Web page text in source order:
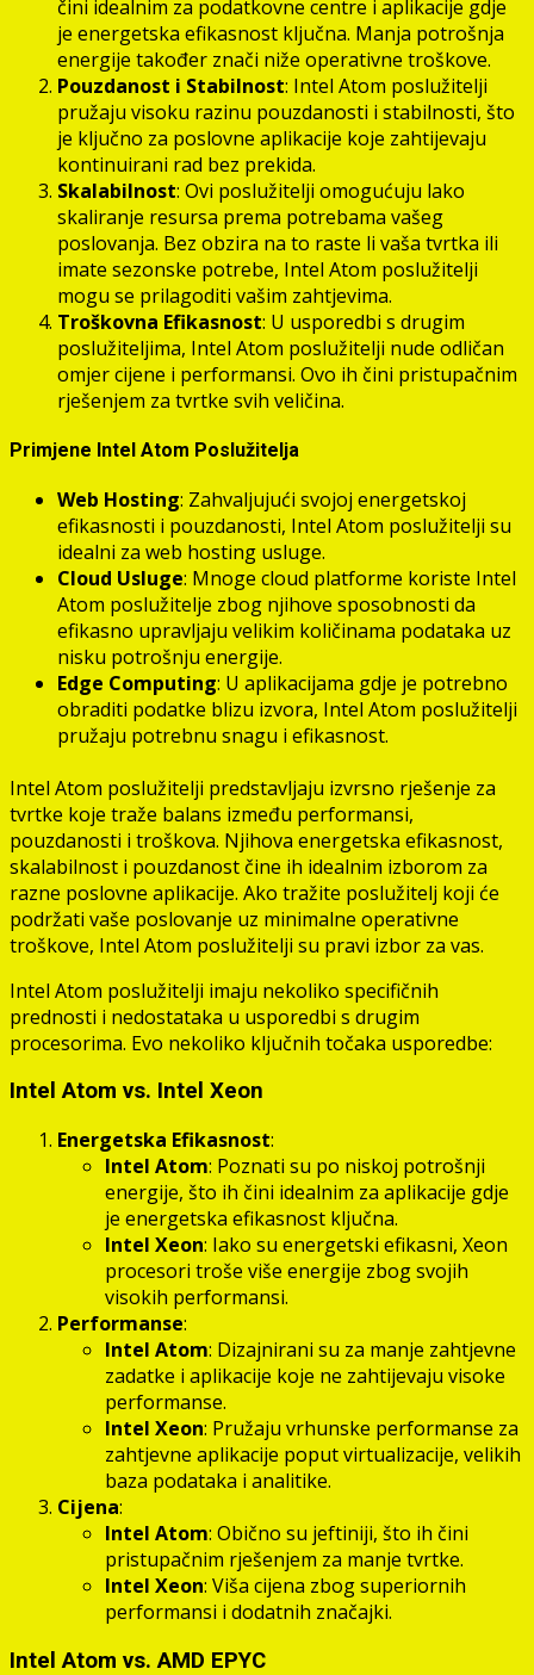
čini idealnim za podatkovne centre i aplikacije gdje
je energetska efikasnost ključna. Manja potrošnja
energije također znači niže operativne troškove.
Pouzdanost i Stabilnost: Intel Atom poslužitelji
pružaju visoku razinu pouzdanosti i stabilnosti, što
je ključno za poslovne aplikacije koje zahtijevaju
kontinuirani rad bez prekida.
Skalabilnost: Ovi poslužitelji omogućuju lako
skaliranje resursa prema potrebama vašeg
poslovanja. Bez obzira na to raste li vaša tvrtka ili
imate sezonske potrebe, Intel Atom poslužitelji
mogu se prilagoditi vašim zahtjevima.
Troškovna Efikasnost: U usporedbi s drugim
poslužiteljima, Intel Atom poslužitelji nude odličan
omjer cijene i performansi. Ovo ih čini pristupačnim
rješenjem za tvrtke svih veličina.
Primjene Intel Atom Poslužitelja
Web Hosting: Zahvaljujući svojoj energetskoj
efikasnosti i pouzdanosti, Intel Atom poslužitelji su
idealni za web hosting usluge.
Cloud Usluge: Mnoge cloud platforme koriste Intel
Atom poslužitelje zbog njihove sposobnosti da
efikasno upravljaju velikim količinama podataka uz
nisku potrošnju energije.
Edge Computing: U aplikacijama gdje je potrebno
obraditi podatke blizu izvora, Intel Atom poslužitelji
pružaju potrebnu snagu i efikasnost.
Intel Atom poslužitelji predstavljaju izvrsno rješenje za
tvrtke koje traže balans između performansi,
pouzdanosti i troškova. Njihova energetska efikasnost,
skalabilnost i pouzdanost čine ih idealnim izborom za
razne poslovne aplikacije. Ako tražite poslužitelj koji će
podržati vaše poslovanje uz minimalne operativne
troškove, Intel Atom poslužitelji su pravi izbor za vas.
Intel Atom poslužitelji imaju nekoliko specifičnih
prednosti i nedostataka u usporedbi s drugim
procesorima. Evo nekoliko ključnih točaka usporedbe:
Intel Atom vs. Intel Xeon
Energetska Efikasnost:
Intel Atom: Poznati su po niskoj potrošnji
energije, što ih čini idealnim za aplikacije gdje
je energetska efikasnost ključna.
Intel Xeon: Iako su energetski efikasni, Xeon
procesori troše više energije zbog svojih
visokih performansi.
Performanse:
Intel Atom: Dizajnirani su za manje zahtjevne
zadatke i aplikacije koje ne zahtijevaju visoke
performanse.
Intel Xeon: Pružaju vrhunske performanse za
zahtjevne aplikacije poput virtualizacije, velikih
baza podataka i analitike.
Cijena:
Intel Atom: Obično su jeftiniji, što ih čini
pristupačnim rješenjem za manje tvrtke.
Intel Xeon: Viša cijena zbog superiornih
performansi i dodatnih značajki.
Intel Atom vs. AMD EPYC